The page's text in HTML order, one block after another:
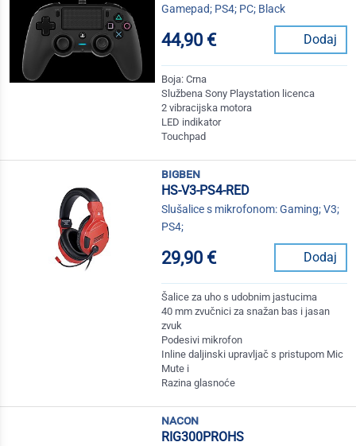
Gamepad; PS4; PC; Black
44,90 € Dodaj
Boja: Crna
Službena Sony Playstation licenca
2 vibracijska motora
LED indikator
Touchpad
bigben
HS-V3-PS4-RED
Slušalice s mikrofonom: Gaming; V3;
PS4;
29,90 € Dodaj
Šalice za uho s udobnim jastucima
40 mm zvučnici za snažan bas i jasan
zvuk
Podesivi mikrofon
Inline daljinski upravljač s pristupom Mic
Mute i
Razina glasnoće
nacon
RIG300PROHS